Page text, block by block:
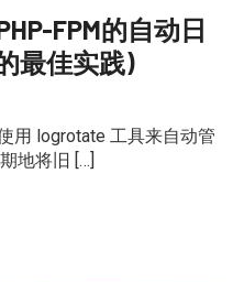
FPM的自动日
最佳实践)
用 logrotate 工具来自动管
地将旧 […]